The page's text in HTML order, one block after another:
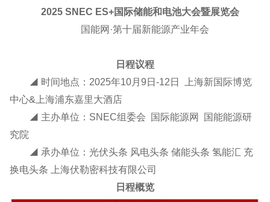
2025 SNEC ES+国际储能和电池大会暨展览会
国能网·第十届新能源产业年会
日程议程
◢ 时间地点：2025年10月9日-12日 上海新国际博览
中心&上海浦东嘉里大酒店
◢ 主办单位：SNEC组委会 国际能源网 国能能源研
究院
◢ 承办单位：光伏头条 风电头条 储能头条 氢能汇 充
换电头条 上海伏勒密科技有限公司
日程概览